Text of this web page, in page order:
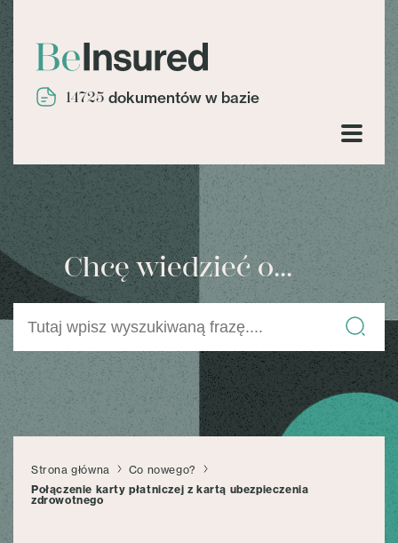
14725 dokumentów w bazie
Chcę wiedzieć o...
Strona główna
Co nowego?
Połączenie karty płatniczej z kartą ubezpieczenia
zdrowotnego